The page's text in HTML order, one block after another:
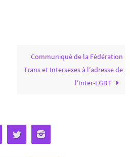
Communiqué de la Fédération
Trans et Intersexes à l’adresse de
l’Inter-LGBT